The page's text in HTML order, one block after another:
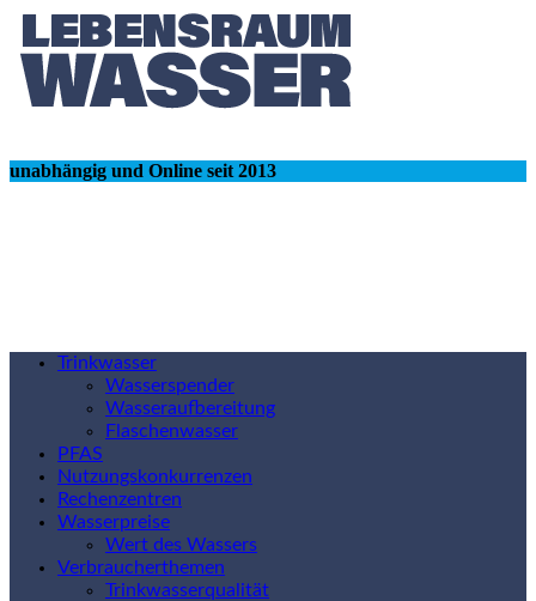
unabhängig und Online seit 2013
Trinkwasser
Wasserspender
Wasseraufbereitung
Flaschenwasser
PFAS
Nutzungskonkurrenzen
Rechenzentren
Wasserpreise
Wert des Wassers
Verbraucherthemen
Trinkwasserqualität